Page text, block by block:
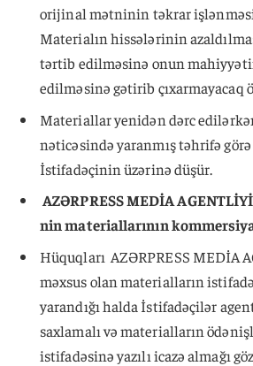
orijinal mətninin təkrar
Materialın hissələrinin
tərtib edilməsinə onun
edilməsinə gətirib çıxarmayacaq
Materiallar yenidən dərc
nəticəsində yaranmış təhrifə
İstifadəçinin üzərinə düşür.
AZƏRPRESS MEDİA
nin materiallarının
Hüquqları AZƏRPRESS MEDİA
məxsus olan materialların
yarandığı halda İstifadəçilər
saxlamalı və materialların
istifadəsinə yazılı icazə almağı